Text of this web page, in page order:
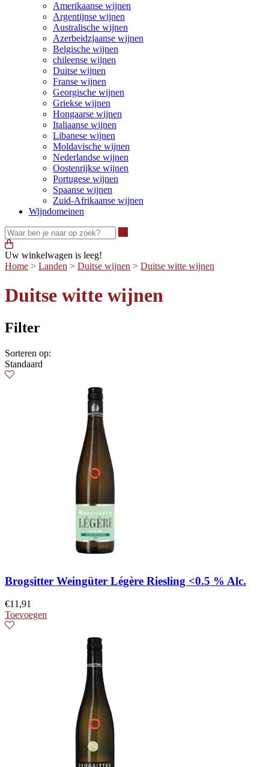
Amerikaanse wijnen
Argentijnse wijnen
Australische wijnen
Azerbeidzjaanse wijnen
Belgische wijnen
chileense wijnen
Duitse wijnen
Franse wijnen
Georgische wijnen
Griekse wijnen
Hongaarse wijnen
Italiaanse wijnen
Libanese wijnen
Moldavische wijnen
Nederlandse wijnen
Oostenrijkse wijnen
Portugese wijnen
Spaanse wijnen
Zuid-Afrikaanse wijnen
Wijndomeinen
Uw winkelwagen is leeg!
Home > Landen > Duitse wijnen > Duitse witte wijnen
Duitse witte wijnen
Filter
Sorteren op:
Standaard
Brogsitter Weingüter Légère Riesling <0.5 % Alc.
€11,91
Toevoegen